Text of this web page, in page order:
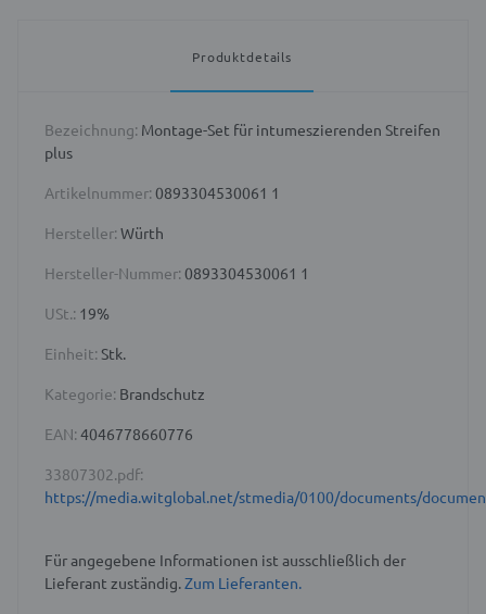
Produktdetails
Bezeichnung: Montage-Set für intumeszierenden Streifen
plus
Artikelnummer: 0893304530061 1
Hersteller: Würth
Hersteller-Nummer: 0893304530061 1
USt.: 19%
Einheit: Stk.
Kategorie: Brandschutz
EAN: 4046778660776
33807302.pdf:
https://media.witglobal.net/stmedia/0100/documents/
Für angegebene Informationen ist ausschließlich der
Lieferant zuständig.Zum Lieferanten.